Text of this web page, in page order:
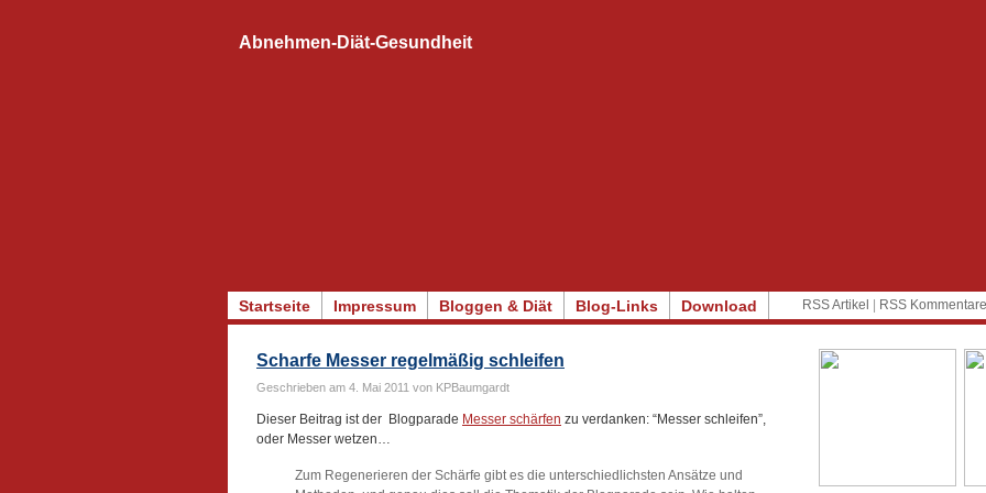
Startseite Impressum Bloggen & Diät Blog-Links Download RSS Artikel RSS Kommentare
Abnehmen-Diät-Gesundheit
Scharfe Messer regelmäßig schleifen
Geschrieben am 4. Mai 2011 von KPBaumgardt
Dieser Beitrag ist der Blogparade Messer schärfen zu verdanken: “Messer schleifen”,
oder Messer wetzen…
Zum Regenerieren der Schärfe gibt es die unterschiedlichsten Ansätze und